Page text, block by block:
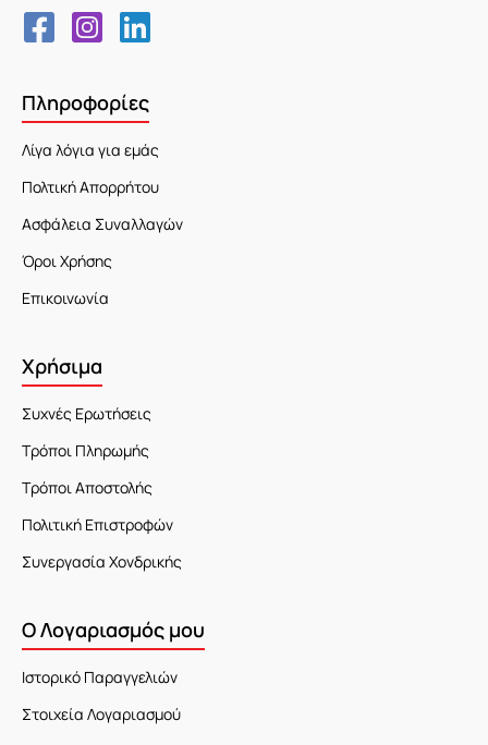
Πληροφορίες
Λίγα λόγια για εμάς
Πολτική Απορρήτου
Ασφάλεια Συναλλαγών
Όροι Χρήσης
Επικοινωνία
Χρήσιμα
Συχνές Ερωτήσεις
Τρόποι Πληρωμής
Τρόποι Αποστολής
Πολιτική Επιστροφών
Συνεργασία Χονδρικής
Ο Λογαριασμός μου
Ιστορικό Παραγγελιών
Στοιχεία Λογαριασμού